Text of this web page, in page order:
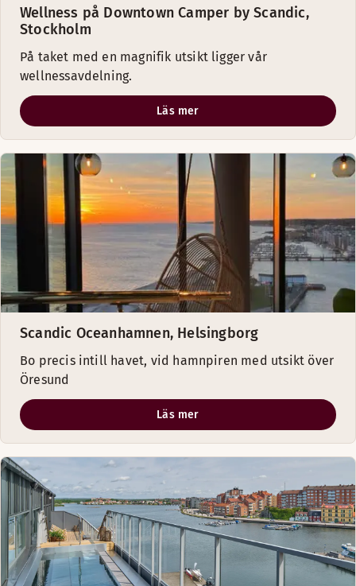
Wellness på Downtown Camper by Scandic,
Stockholm
På taket med en magnifik utsikt ligger vår
wellnessavdelning.
Läs mer
Scandic Oceanhamnen, Helsingborg
Bo precis intill havet, vid hamnpiren med utsikt över
Öresund
Läs mer